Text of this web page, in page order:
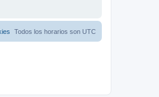
Todos los horarios son UTC